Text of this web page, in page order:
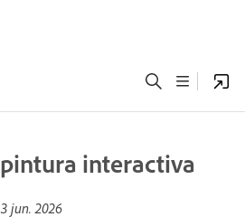
interactiva
3 jun. 2026